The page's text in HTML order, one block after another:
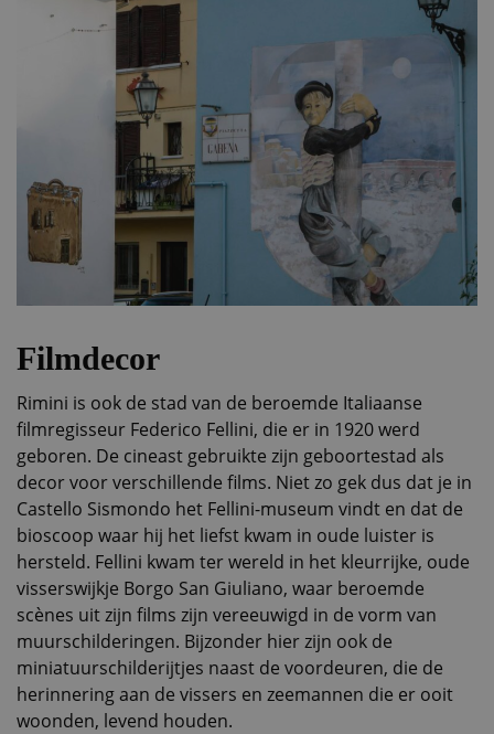
Filmdecor
Rimini is ook de stad van de beroemde Italiaanse
filmregisseur Federico Fellini, die er in 1920 werd
geboren. De cineast gebruikte zijn geboortestad als
decor voor verschillende films. Niet zo gek dus dat je in
Castello Sismondo het Fellini-museum vindt en dat de
bioscoop waar hij het liefst kwam in oude luister is
hersteld. Fellini kwam ter wereld in het kleurrijke, oude
visserswijkje Borgo San Giuliano, waar beroemde
scènes uit zijn films zijn vereeuwigd in de vorm van
muurschilderingen. Bijzonder hier zijn ook de
miniatuurschilderijtjes naast de voordeuren, die de
herinnering aan de vissers en zeemannen die er ooit
woonden, levend houden.